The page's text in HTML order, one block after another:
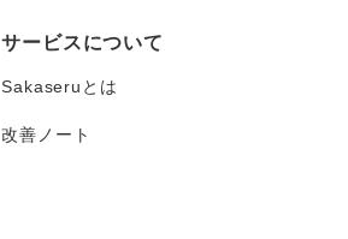
サービスについて
Sakaseruとは
改善ノート